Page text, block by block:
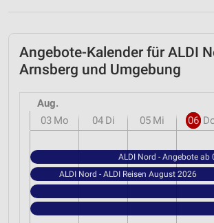
Angebote-Kalender für ALDI
Arnsberg und Umgebung
Aug.
03 Mo 04 Di 05 Mi 06
ALDI Nord - Angebote ab
ALDI Nord - ALDI Reisen August 2026